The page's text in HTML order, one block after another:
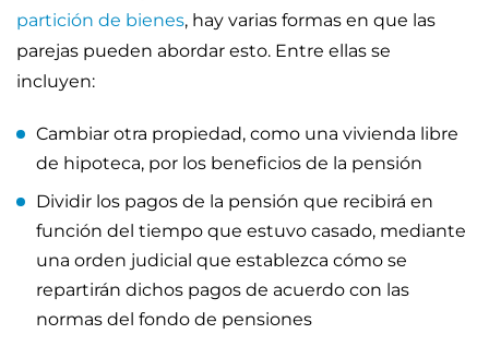
partición de bienes, hay varias formas en que las
parejas pueden abordar esto. Entre ellas se
incluyen:
Cambiar otra propiedad, como una vivienda libre
de hipoteca, por los beneficios de la pensión
Dividir los pagos de la pensión que recibirá en
función del tiempo que estuvo casado, mediante
una orden judicial que establezca cómo se
repartirán dichos pagos de acuerdo con las
normas del fondo de pensiones